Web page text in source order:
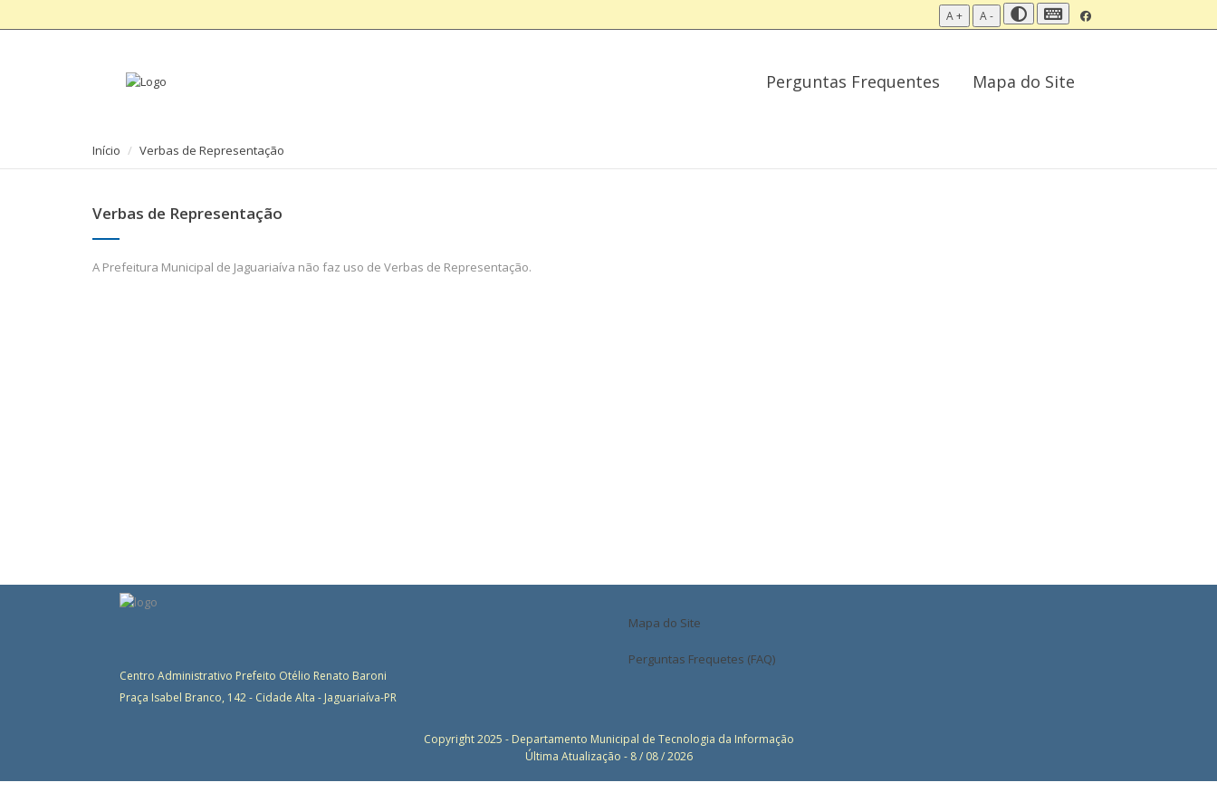
A + A -
Perguntas Frequentes Mapa do Site
Início Verbas de Representação
Verbas de Representação
A Prefeitura Municipal de Jaguariaíva não faz uso de Verbas de Representação.
Centro Administrativo Prefeito Otélio Renato Baroni
Praça Isabel Branco, 142 - Cidade Alta - Jaguariaíva-PR
Mapa do Site
Perguntas Frequetes (FAQ)
Copyright 2025 - Departamento Municipal de Tecnologia da Informação
Última Atualização - 8 / 08 / 2026